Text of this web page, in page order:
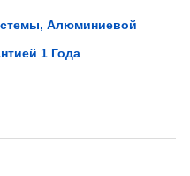
Алюминиевой
1 Года